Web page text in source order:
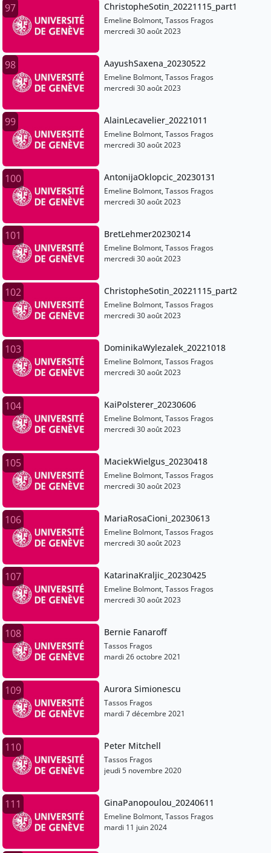
97 ChristopheSotin_20221115_part1
Emeline Bolmont, Tassos Fragos
mercredi 30 août 2023
98 AayushSaxena_20230522
Emeline Bolmont, Tassos Fragos
mercredi 30 août 2023
99 AlainLecavelier_20221011
Emeline Bolmont, Tassos Fragos
mercredi 30 août 2023
100 AntonijaOklopcic_20230131
Emeline Bolmont, Tassos Fragos
mercredi 30 août 2023
101 BretLehmer20230214
Emeline Bolmont, Tassos Fragos
mercredi 30 août 2023
102 ChristopheSotin_20221115_part2
Emeline Bolmont, Tassos Fragos
mercredi 30 août 2023
103 DominikaWylezalek_20221018
Emeline Bolmont, Tassos Fragos
mercredi 30 août 2023
104 KaiPolsterer_20230606
Emeline Bolmont, Tassos Fragos
mercredi 30 août 2023
105 MaciekWielgus_20230418
Emeline Bolmont, Tassos Fragos
mercredi 30 août 2023
106 MariaRosaCioni_20230613
Emeline Bolmont, Tassos Fragos
mercredi 30 août 2023
107 KatarinaKraljic_20230425
Emeline Bolmont, Tassos Fragos
mercredi 30 août 2023
108 Bernie Fanaroff
Tassos Fragos
mardi 26 octobre 2021
109 Aurora Simionescu
Tassos Fragos
mardi 7 décembre 2021
110 Peter Mitchell
Tassos Fragos
jeudi 5 novembre 2020
111 GinaPanopoulou_20240611
Emeline Bolmont, Tassos Fragos
mardi 11 juin 2024